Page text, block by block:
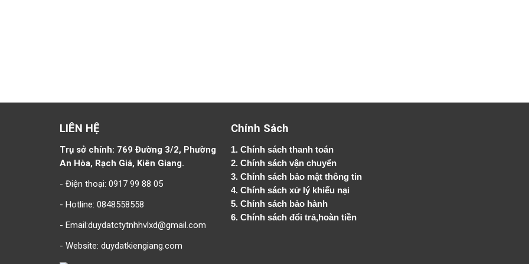
LIÊN HỆ
Trụ sở chính: 769 Đường 3/2, Phường
An Hòa, Rạch Giá, Kiên Giang.
- Điện thoại: 0917 99 88 05
- Hotline: 0848558558
- Email:duydatctytnhhvlxd@gmail.com
- Website: duydatkiengiang.com
Chính Sách
1.Chính sách thanh toán
2.Chính sách vận chuyển
3. Chính sách bảo mật thông tin
4.Chính sách xử lý khiếu nại
5.Chính sách bảo hành
6.Chính sách đổi trả,hoàn tiền